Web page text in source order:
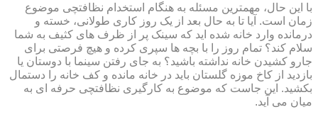
با این حال، مهمترین مسئله به هنگام استخدام نظافتچی موضوع
زمان است. آیا تا به حال بعد از یک روز کاری طولانی، خسته و
درمانده وارد خانه شده اید که سینک پر از ظرف های کثیف به شما
سلام کند؟ تمام روز را با بچه ها سپری کرده و هیچ فرصتی برای
جارو کشیدن خانه نداشته باشید؟ به جای رفتن سینما با دوستان یا
بازدید از کاخ موزه گلستان باید در خانه مانده و کف خانه را دستمال
بکشید. این جاست که موضوع به کارگیری نظافتچی حرفه ای به
میان می آید.